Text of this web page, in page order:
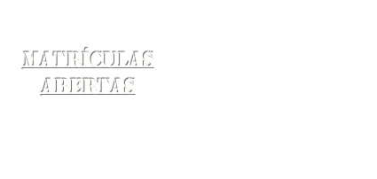
Matrículas
Abertas